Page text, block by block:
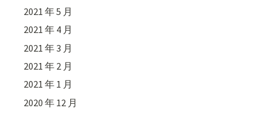
2021 年 5 月
2021 年 4 月
2021 年 3 月
2021 年 2 月
2021 年 1 月
2020 年 12 月